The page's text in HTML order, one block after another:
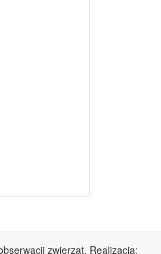
zwierząt. Realizacja: